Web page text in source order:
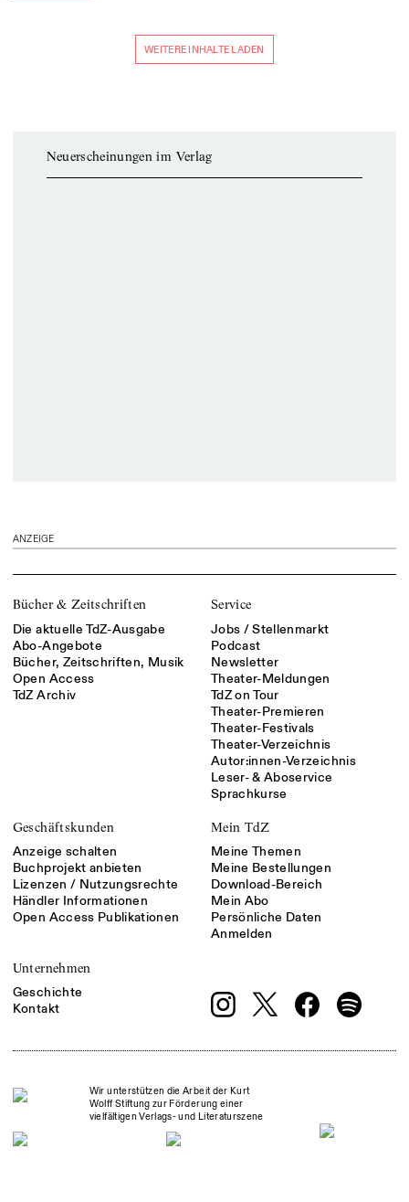
WEITERE INHALTE LADEN
Neuerscheinungen im Verlag
ANZEIGE
Bücher & Zeitschriften
Die aktuelle TdZ-Ausgabe
Abo-Angebote
Bücher, Zeitschriften, Musik
Open Access
TdZ Archiv
Service
Jobs / Stellenmarkt
Podcast
Newsletter
Theater-Meldungen
TdZ on Tour
Theater-Premieren
Theater-Festivals
Theater-Verzeichnis
Autor:innen-Verzeichnis
Leser- & Aboservice
Sprachkurse
Geschäftskunden
Anzeige schalten
Buchprojekt anbieten
Lizenzen / Nutzungsrechte
Händler Informationen
Open Access Publikationen
Mein TdZ
Meine Themen
Meine Bestellungen
Download-Bereich
Mein Abo
Persönliche Daten
Anmelden
Unternehmen
Geschichte
Kontakt
Wir unterstützen die Arbeit der Kurt
Wolff Stiftung zur Förderung einer
vielfältigen Verlags- und Literaturszene